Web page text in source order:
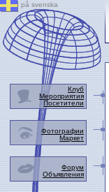
på svenska
Клуб
Мероприятия
Посетители
Фотографии
Маркет
Форум
Объявления